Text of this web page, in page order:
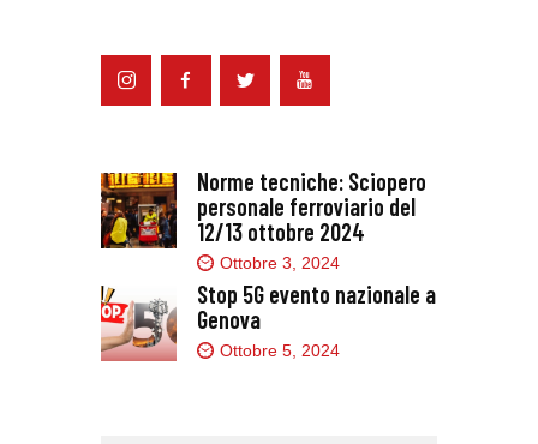
Norme tecniche: Sciopero
personale ferroviario del
12/13 ottobre 2024
Ottobre 3, 2024
Stop 5G evento nazionale a
Genova
Ottobre 5, 2024